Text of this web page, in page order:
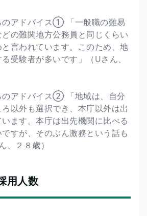
のアドバイス① 「一般職の難易
の難関地方公務員と同じくらい
言われています。このため、地
受験者が多いです」（Uさん、
のアドバイス② 「地域は、自分
以外も選択でき、本庁以外は出
ます。本庁は出先機関に比べる
すが、そのぶん激務という話も
、２８歳）
用人数